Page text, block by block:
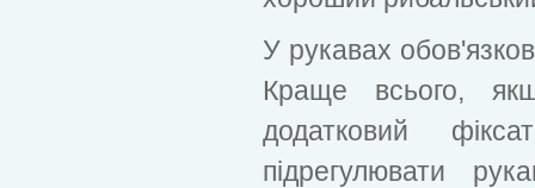
У рукавах
Краще всього,
додатковий
підрегулювати